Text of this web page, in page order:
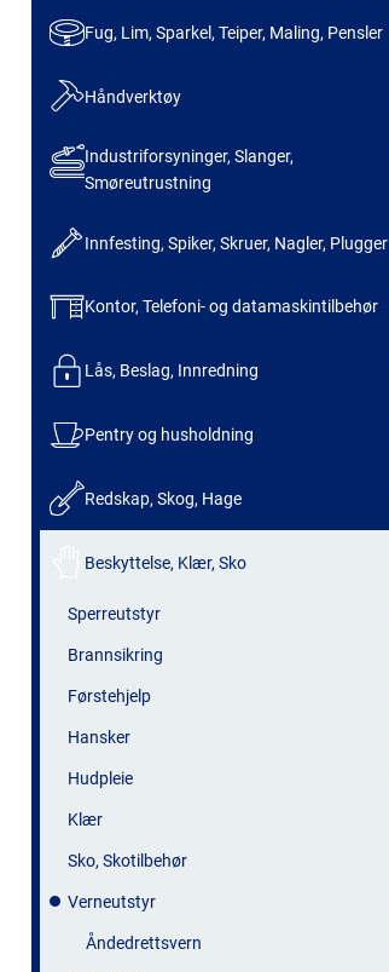
Fug, Lim, Sparkel, Teiper, Maling, Pensler
Håndverktøy
Industriforsyninger, Slanger,
Smøreutrustning
Innfesting, Spiker, Skruer, Nagler, Plugger
Kontor, Telefoni- og datamaskintilbehør
Lås, Beslag, Innredning
Pentry og husholdning
Redskap, Skog, Hage
Beskyttelse, Klær, Sko
Sperreutstyr
Brannsikring
Førstehjelp
Hansker
Hudpleie
Klær
Sko, Skotilbehør
Verneutstyr
Åndedrettsvern